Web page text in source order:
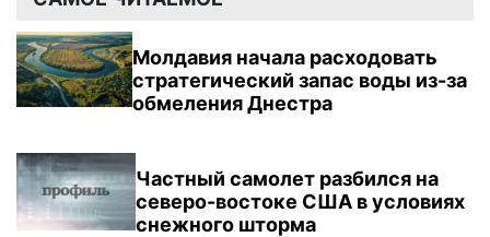
Молдавия начала расходовать
стратегический запас воды из-за
обмеления Днестра
Частный самолет разбился на
северо-востоке США в условиях
снежного шторма